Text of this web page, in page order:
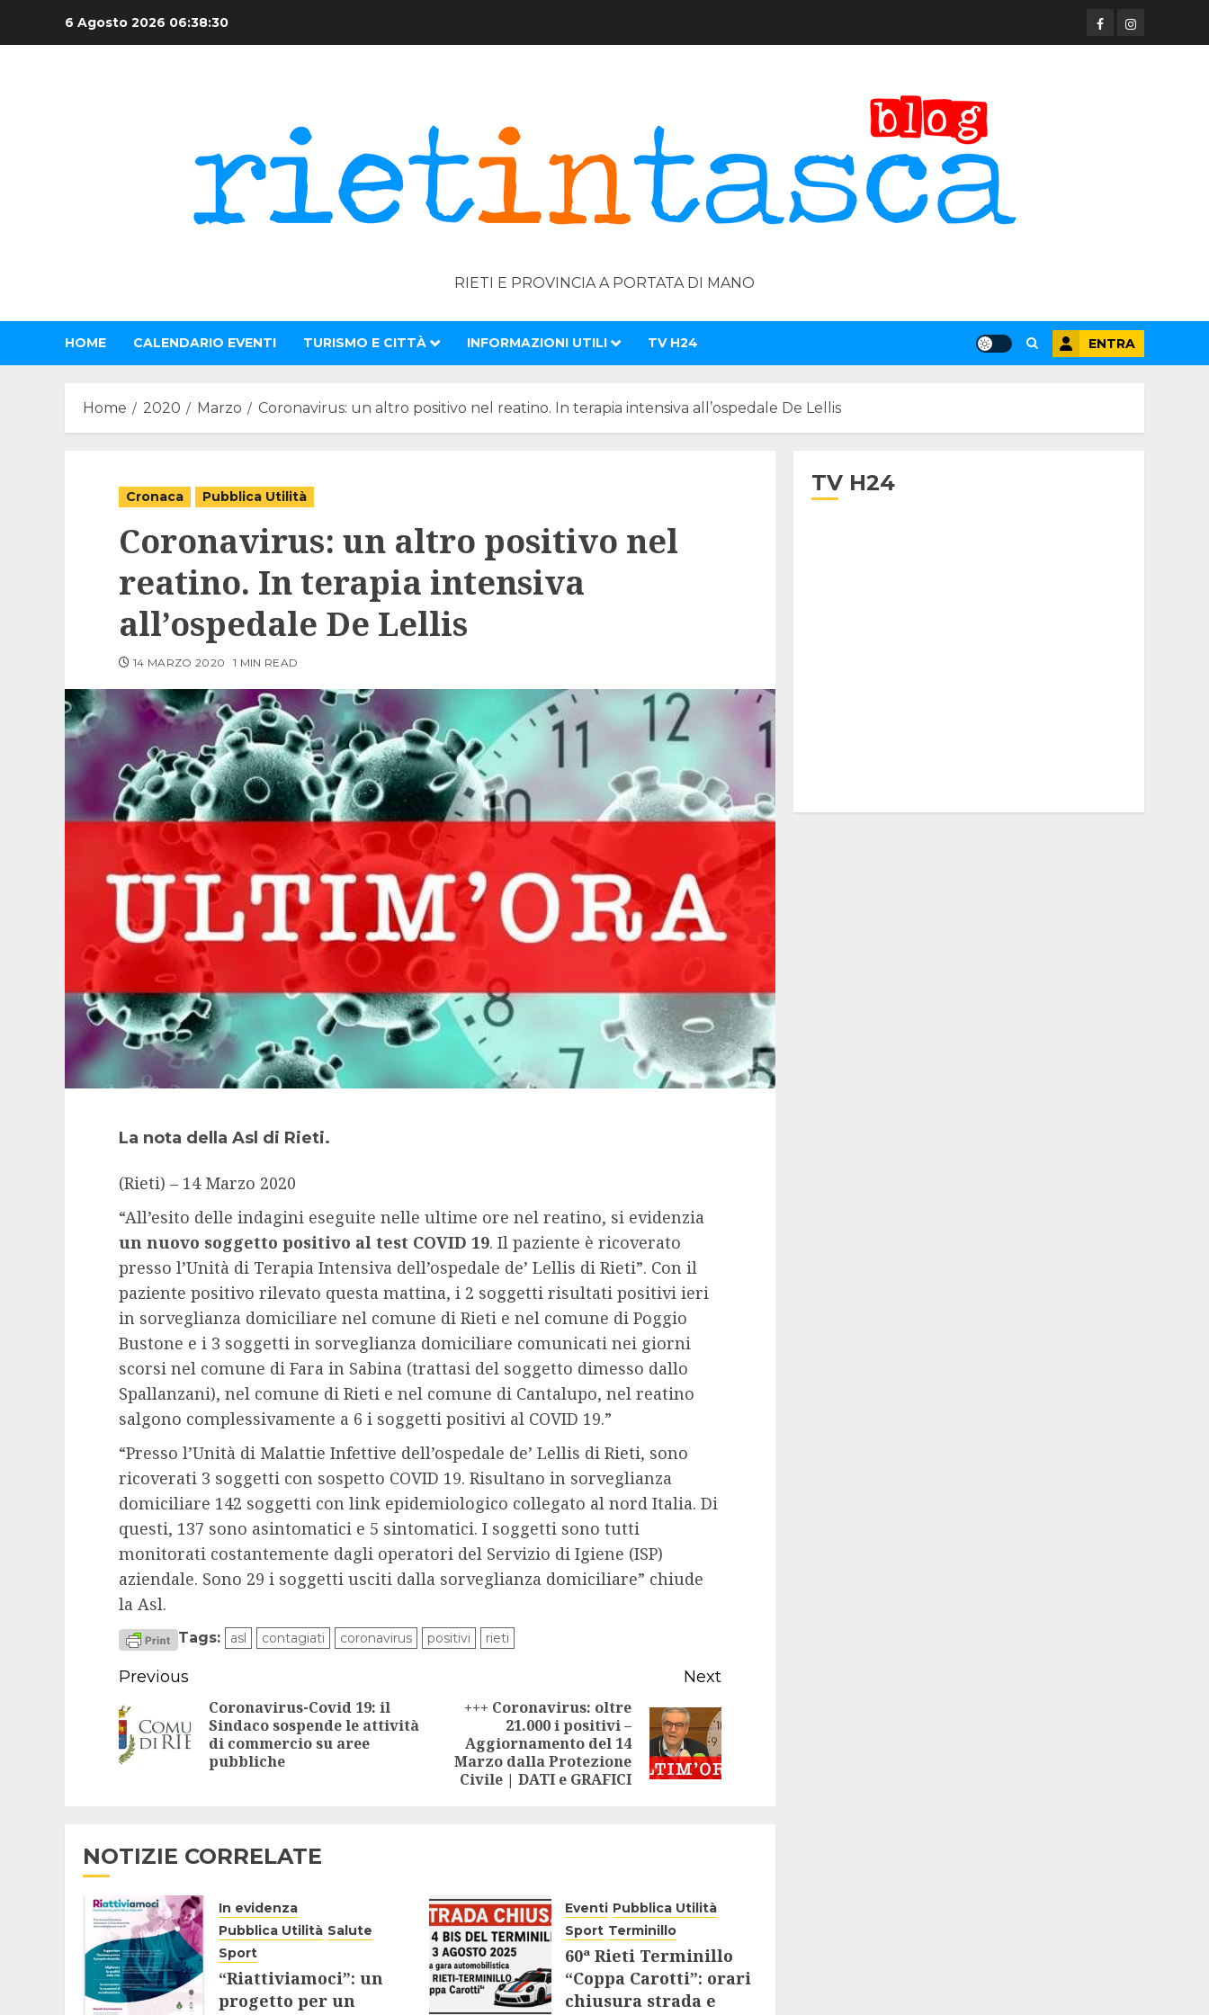
6 Agosto 2026 06:38:30 FacebookInstagram
RIETI E PROVINCIA A PORTATA DI MANO
HOME CALENDARIO EVENTI TURISMO E CITTÀ INFORMAZIONI UTILI TV H24 ENTRA
Home 2020 Marzo Coronavirus: un altro positivo nel reatino. In terapia intensiva all’ospedale De Lellis
Cronaca Pubblica Utilità
Coronavirus: un altro positivo nel
reatino. In terapia intensiva
all’ospedale De Lellis
14 MARZO 2020 1 MIN READ
La nota della Asl di Rieti.
(Rieti) – 14 Marzo 2020
“All’esito delle indagini eseguite nelle ultime ore nel reatino, si evidenzia
un nuovo soggetto positivo al test COVID 19. Il paziente è ricoverato
presso l’Unità di Terapia Intensiva dell’ospedale de’ Lellis di Rieti”. Con il
paziente positivo rilevato questa mattina, i 2 soggetti risultati positivi ieri
in sorveglianza domiciliare nel comune di Rieti e nel comune di Poggio
Bustone e i 3 soggetti in sorveglianza domiciliare comunicati nei giorni
scorsi nel comune di Fara in Sabina (trattasi del soggetto dimesso dallo
Spallanzani), nel comune di Rieti e nel comune di Cantalupo, nel reatino
salgono complessivamente a 6 i soggetti positivi al COVID 19.”
“Presso l’Unità di Malattie Infettive dell’ospedale de’ Lellis di Rieti, sono
ricoverati 3 soggetti con sospetto COVID 19. Risultano in sorveglianza
domiciliare 142 soggetti con link epidemiologico collegato al nord Italia. Di
questi, 137 sono asintomatici e 5 sintomatici. I soggetti sono tutti
monitorati costantemente dagli operatori del Servizio di Igiene (ISP)
aziendale. Sono 29 i soggetti usciti dalla sorveglianza domiciliare” chiude
la Asl.
Tags: asl contagiati coronavirus positivi rieti
Continue
Reading
Previous
Previous
post:
Coronavirus-Covid 19: il
Sindaco sospende le attività
di commercio su aree
pubbliche
Next
Next
post:
+++ Coronavirus: oltre
21.000 i positivi –
Aggiornamento del 14
Marzo dalla Protezione
Civile | DATI e GRAFICI
NOTIZIE CORRELATE
In evidenza
Pubblica Utilità Salute
Sport
“Riattiviamoci”: un
progetto per un
Eventi Pubblica Utilità
Sport Terminillo
60ª Rieti Terminillo
“Coppa Carotti”: orari
chiusura strada e
TV H24